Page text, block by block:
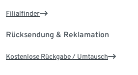
Filialfinder
Rücksendung & Reklamation
Kostenlose Rückgabe / Umtausch